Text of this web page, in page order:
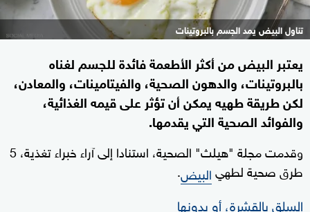
تناول البيض يمد الجسم بالبروتينات
يعتبر البيض من أكثر الأطعمة فائدة للجسم لغناه
بالبروتينات، والدهون الصحية، والفيتامينات، والمعادن،
لكن طريقة طهيه يمكن أن تؤثر على قيمه الغذائية،
والفوائد الصحية التي يقدمها.
وقدمت مجلة "هيلث" الصحية، استنادا إلى آراء خبراء تغذية، 5
طرق صحية لطهيالبيض.
السلق بالقشرة، أو بدونها